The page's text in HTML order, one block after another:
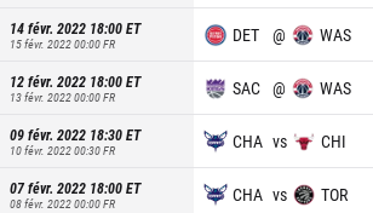
14 févr. 2022 18:00ET
15 févr. 2022 00:00FR DET @ WAS
12 févr. 2022 18:00ET
13 févr. 2022 00:00FR SAC @ WAS
09 févr. 2022 18:30ET
10 févr. 2022 00:30FR CHA vs CHI
07 févr. 2022 18:00ET
08 févr. 2022 00:00FR CHA vs TOR